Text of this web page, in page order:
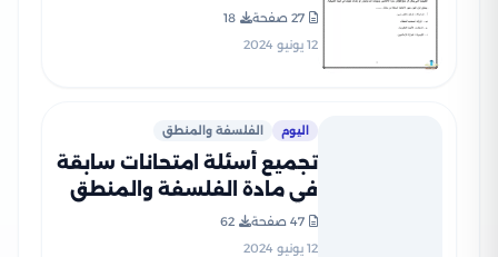
العامة من إعداد وزارة التربية
والتعليم PDF بالاجابات
27 صفحة
18
12 يونيو 2024
اليوم الفلسفة والمنطق
تجميع أسئلة امتحانات سابقة
في مادة الفلسفة والمنطق
الإجابات النموذجية
47 صفحة
62
12 يونيو 2024